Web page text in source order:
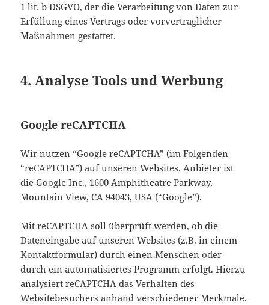
1 lit. b DSGVO, der die Verarbeitung von Daten zur
Erfüllung eines Vertrags oder vorvertraglicher
Maßnahmen gestattet.
4. Analyse Tools und Werbung
Google reCAPTCHA
Wir nutzen “Google reCAPTCHA” (im Folgenden
“reCAPTCHA”) auf unseren Websites. Anbieter ist
die Google Inc., 1600 Amphitheatre Parkway,
Mountain View, CA 94043, USA (“Google”).
Mit reCAPTCHA soll überprüft werden, ob die
Dateneingabe auf unseren Websites (z.B. in einem
Kontaktformular) durch einen Menschen oder
durch ein automatisiertes Programm erfolgt. Hierzu
analysiert reCAPTCHA das Verhalten des
Websitebesuchers anhand verschiedener Merkmale.